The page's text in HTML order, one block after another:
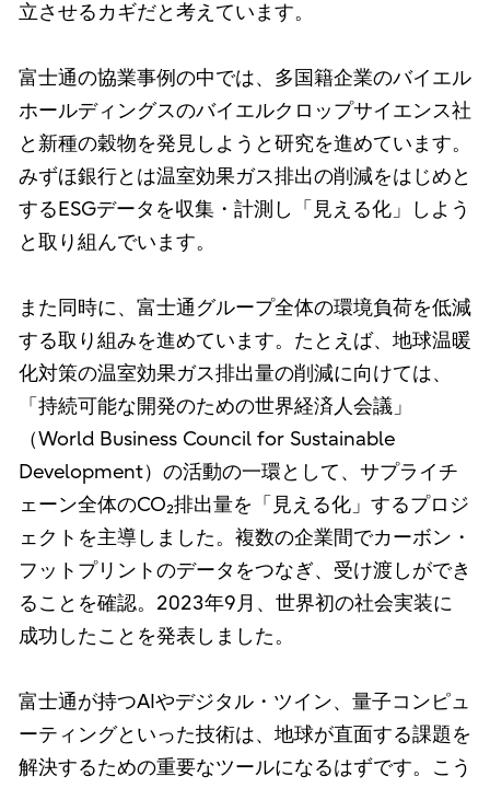
立させるカギだと考えています。
富士通の協業事例の中では、多国籍企業のバイエル
ホールディングスのバイエルクロップサイエンス社
と新種の穀物を発見しようと研究を進めています。
みずほ銀行とは温室効果ガス排出の削減をはじめと
するESGデータを収集・計測し「見える化」しよう
と取り組んでいます。
また同時に、富士通グループ全体の環境負荷を低減
する取り組みを進めています。たとえば、地球温暖
化対策の温室効果ガス排出量の削減に向けては、
「持続可能な開発のための世界経済人会議」
（World Business Council for Sustainable
Development）の活動の一環として、サプライチ
ェーン全体のCO₂排出量を「見える化」するプロジ
ェクトを主導しました。複数の企業間でカーボン・
フットプリントのデータをつなぎ、受け渡しができ
ることを確認。2023年9月、世界初の社会実装に
成功したことを発表しました。
富士通が持つAIやデジタル・ツイン、量子コンピュ
ーティングといった技術は、地球が直面する課題を
解決するための重要なツールになるはずです。こう